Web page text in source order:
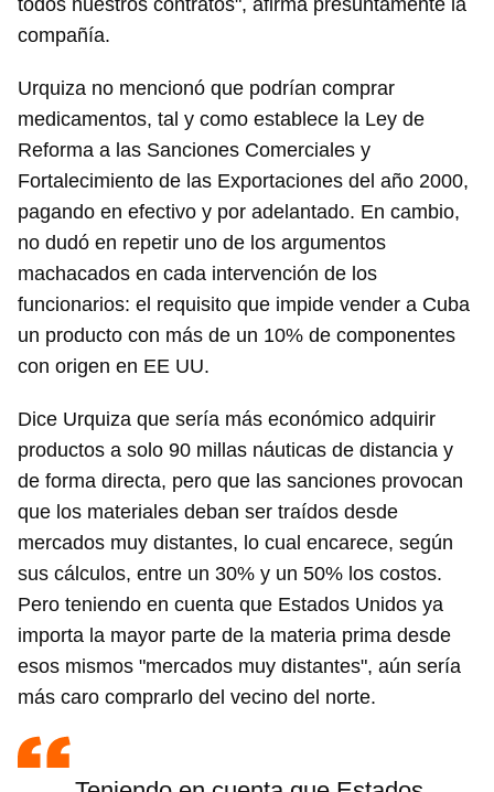
todos nuestros contratos", afirma presuntamente la
compañía.
Urquiza no mencionó que podrían comprar
medicamentos, tal y como establece la Ley de
Reforma a las Sanciones Comerciales y
Fortalecimiento de las Exportaciones del año 2000,
pagando en efectivo y por adelantado. En cambio,
no dudó en repetir uno de los argumentos
machacados en cada intervención de los
funcionarios: el requisito que impide vender a Cuba
un producto con más de un 10% de componentes
con origen en EE UU.
Dice Urquiza que sería más económico adquirir
productos a solo 90 millas náuticas de distancia y
de forma directa, pero que las sanciones provocan
que los materiales deban ser traídos desde
mercados muy distantes, lo cual encarece, según
sus cálculos, entre un 30% y un 50% los costos.
Pero teniendo en cuenta que Estados Unidos ya
importa la mayor parte de la materia prima desde
esos mismos "mercados muy distantes", aún sería
más caro comprarlo del vecino del norte.